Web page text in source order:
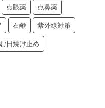
点眼薬 点鼻薬
石鹸 紫外線対策
日焼け止め